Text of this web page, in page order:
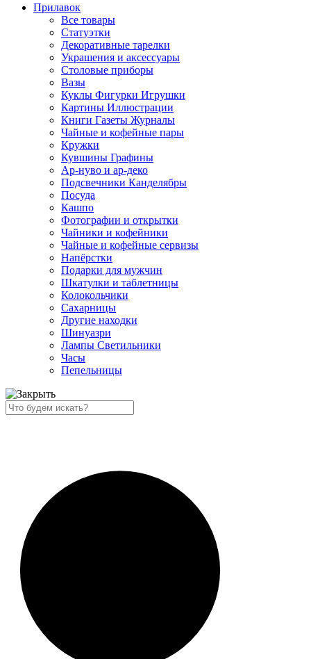
Прилавок
Все товары
Статуэтки
Декоративные тарелки
Украшения и аксессуары
Столовые приборы
Вазы
Куклы Фигурки Игрушки
Картины Иллюстрации
Книги Газеты Журналы
Чайные и кофейные пары
Кружки
Кувшины Графины
Ар-нуво и ар-деко
Подсвечники Канделябры
Посуда
Кашпо
Фотографии и открытки
Чайники и кофейники
Чайные и кофейные сервизы
Напёрстки
Подарки для мужчин
Шкатулки и таблетницы
Колокольчики
Сахарницы
Другие находки
Шинуазри
Лампы Светильники
Часы
Пепельницы